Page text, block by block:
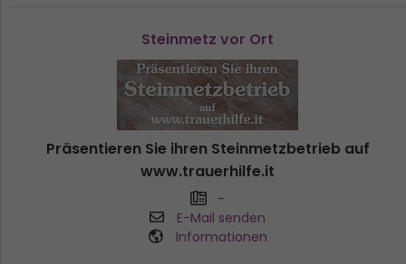
Steinmetz vor Ort
Präsentieren Sie ihren Steinmetzbetrieb auf
www.trauerhilfe.it
-
E-Mail senden
Informationen